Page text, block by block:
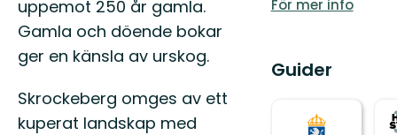
uppemot 250 år gamla.
Gamla och döende bokar
ger en känsla av urskog.
Skrockeberg omges av ett
kuperat landskap med
För mer info
Guider